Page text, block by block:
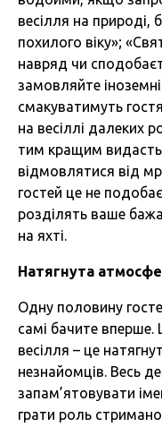
весілля на
похилого віку»;
навряд чи
замовляйте
смакуватимуть
на весіллі далеких
тим кращим
відмовлятися від
гостей це не
розділять ваше
на яхті.
Натягнута
Одну половину
самі бачите
весілля – це
незнайомців. Весь
запам’ятовувати
грати роль